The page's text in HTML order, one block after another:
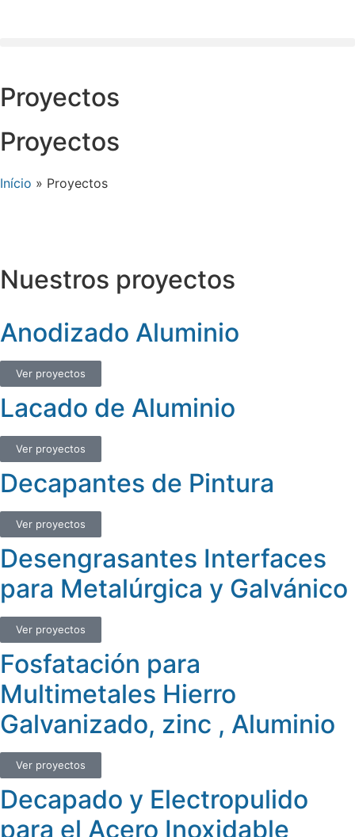
Proyectos
Proyectos
Início » Proyectos
Nuestros proyectos
Anodizado Aluminio
Ver proyectos
Lacado de Aluminio
Ver proyectos
Decapantes de Pintura
Ver proyectos
Desengrasantes Interfaces
para Metalúrgica y Galvánico
Ver proyectos
Fosfatación para
Multimetales Hierro
Galvanizado, zinc , Aluminio
Ver proyectos
Decapado y Electropulido
para el Acero Inoxidable